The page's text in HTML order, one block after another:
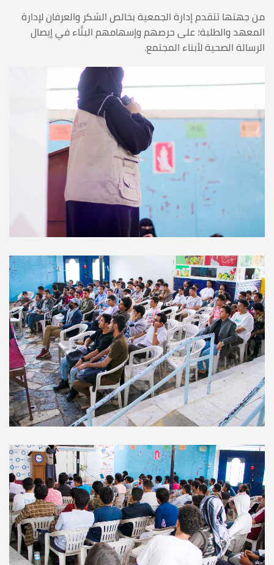
من جهتها تتقدم إدارة الجمعية بخالص الشكر والعرفان لإدارة
المعهد والطلبة؛ على حرصهم وإسهامهم البنَّاء في إيصال
الرسالة الصحية لأبناء المجتمع.